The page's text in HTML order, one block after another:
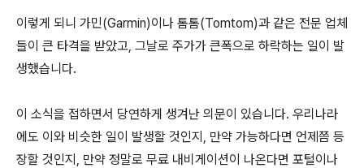
이렇게 되니 가민(Garmin)이나 톰톰(Tomtom)과 같은 전문 업체
들이 큰 타격을 받았고, 그날로 주가가 큰폭으로 하락하는 일이 발
생했습니다.
이 소식을 접하면서 당연하게 생겨난 의문이 있습니다. 우리나라
에도 이와 비슷한 일이 발생할 것인지, 만약 가능하다면 언제쯤 등
장할 것인지, 만약 정말로 무료 내비게이션이 나온다면 포털이나